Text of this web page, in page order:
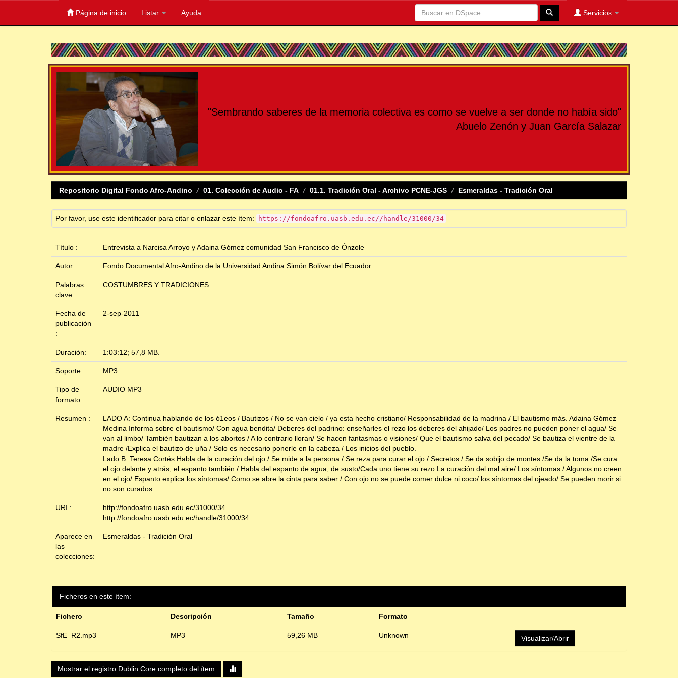
Página de inicio Listar Ayuda Servicios
"Sembrando saberes de la memoria colectiva es como se vuelve a ser donde no había sido"
Abuelo Zenón y Juan García Salazar
Repositorio Digital Fondo Afro-Andino 01. Colección de Audio - FA 01.1. Tradición Oral - Archivo PCNE-JGS Esmeraldas - Tradición Oral
Por favor, use este identificador para citar o enlazar este ítem: https://fondoafro.uasb.edu.ec//handle/31000/34
Título : Entrevista a Narcisa Arroyo y Adaina Gómez comunidad San Francisco de Ónzole
Autor : Fondo Documental Afro-Andino de la Universidad Andina Simón Bolívar del Ecuador
Palabras
clave:
COSTUMBRES Y TRADICIONES
Fecha de
publicación
:
2-sep-2011
Duración: 1:03:12; 57,8 MB.
Soporte: MP3
Tipo de
formato:
AUDIO MP3
Resumen :
LADO A: Continua hablando de los ó1eos / Bautizos / No se van cielo / ya esta hecho cristiano/ Responsabilidad de la madrina / El bautismo más. Adaina Gómez
Medina Informa sobre el bautismo/ Con agua bendita/ Deberes del padrino: enseñarles el rezo los deberes del ahijado/ Los padres no pueden poner el agua/ Se
van al limbo/ También bautizan a los abortos / A lo contrario lloran/ Se hacen fantasmas o visiones/ Que el bautismo salva del pecado/ Se bautiza el vientre de la
madre /Explica el bautizo de uña / Solo es necesario ponerle en la cabeza / Los inicios del pueblo.
Lado B: Teresa Cortés Habla de la curación del ojo / Se mide a la persona / Se reza para curar el ojo / Secretos / Se da sobijo de montes /Se da la toma /Se cura
el ojo delante y atrás, el espanto también / Habla del espanto de agua, de susto/Cada uno tiene su rezo La curación del mal aire/ Los síntomas / Algunos no creen
en el ojo/ Espanto explica los síntomas/ Como se abre la cinta para saber / Con ojo no se puede comer dulce ni coco/ los síntomas del ojeado/ Se pueden morir si
no son curados.
URI :
http://fondoafro.uasb.edu.ec/31000/34
http://fondoafro.uasb.edu.ec/handle/31000/34
Aparece en
las
colecciones:
Esmeraldas - Tradición Oral
Ficheros en este ítem:
Fichero Descripción Tamaño Formato
SfE_R2.mp3 MP3 59,26 MB Unknown Visualizar/Abrir
Mostrar el registro Dublin Core completo del ítem